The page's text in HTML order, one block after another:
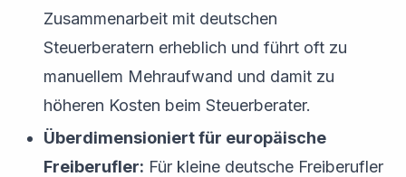
Zusammenarbeit mit deutschen
Steuerberatern erheblich und führt oft zu
manuellem Mehraufwand und damit zu
höheren Kosten beim Steuerberater.
Überdimensioniert für europäische
Freiberufler: Für kleine deutsche Freiberufler